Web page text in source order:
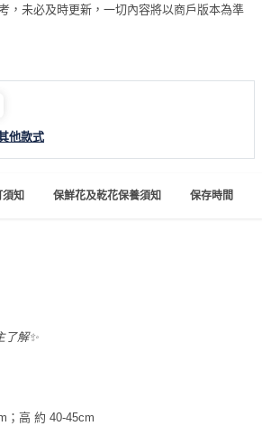
，未必及時更新，一切內容將以商戶版本為準
他款式
知 保鮮花及乾花保養須知 保存時間
了解✨
；高 約 40-45cm